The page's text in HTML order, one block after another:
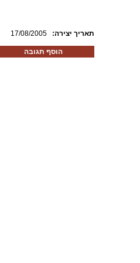
17/08/2005 :תאריך יצירה
הוסף תגובה